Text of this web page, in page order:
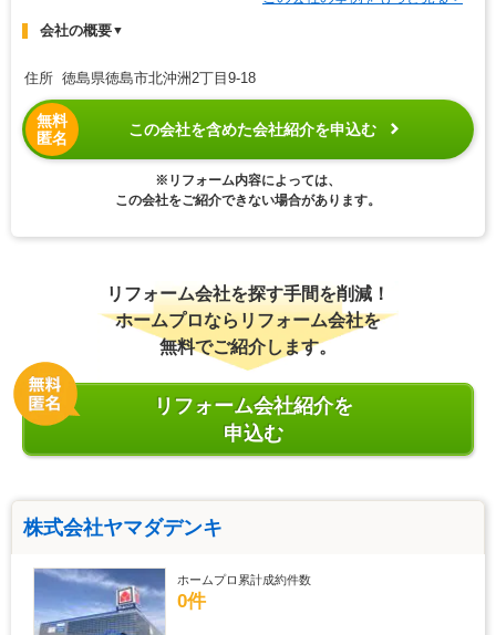
会社の概要▼
住所 徳島県徳島市北沖洲2丁目9-18
無料
匿名
この会社を含めた会社紹介を申込む
※リフォーム内容によっては、
この会社をご紹介できない場合があります。
リフォーム会社を探す手間を削減！
ホームプロならリフォーム会社を
無料でご紹介します。
リフォーム会社紹介を
申込む
株式会社ヤマダデンキ
ホームプロ累計成約件数
0件